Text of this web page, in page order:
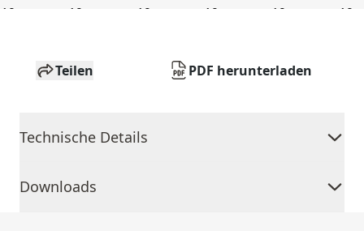
Teilen PDF herunterladen
Technische Details
Downloads